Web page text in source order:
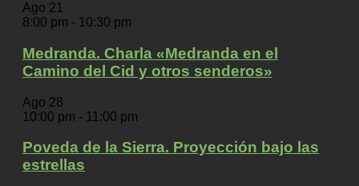
Ago 21
8:00 pm - 10:30 pm
Medranda. Charla «Medranda en el
Camino del Cid y otros senderos»
Ago 28
10:00 pm - 11:00 pm
Poveda de la Sierra. Proyección bajo las
estrellas